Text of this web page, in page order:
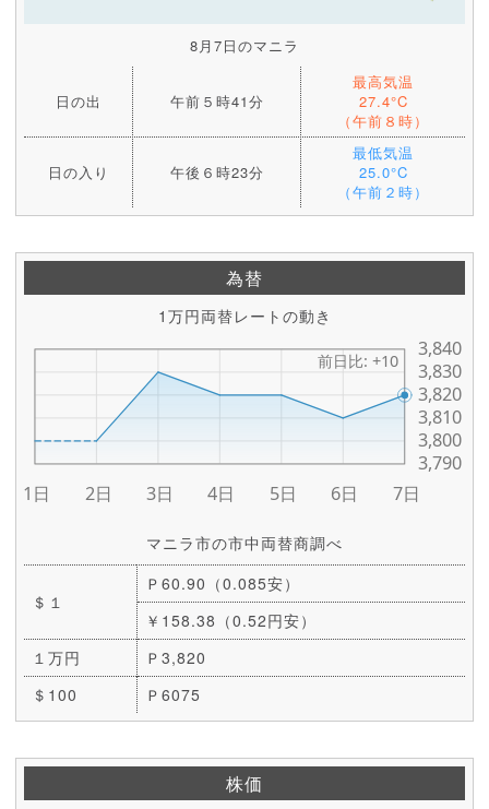
8月7日のマニラ
日の出 午前５時41分
最高気温
27.4°C
（午前８時）
日の入り 午後６時23分
最低気温
25.0°C
（午前２時）
為替
1万円両替レートの動き
マニラ市の市中両替商調べ
＄１
Ｐ60.90（0.085安）
￥158.38（0.52円安）
１万円
Ｐ3,820
＄100
Ｐ6075
株価